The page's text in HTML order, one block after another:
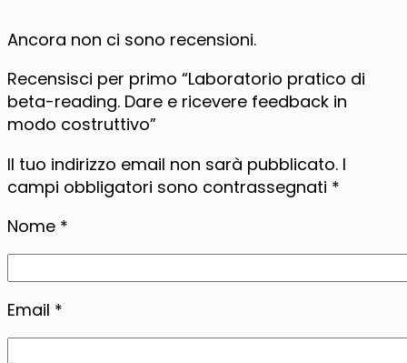
modo
quantità
Ancora non ci sono recensioni.
Recensisci per primo “Laboratorio pratico di
beta-reading. Dare e ricevere feedback in
modo costruttivo”
Il tuo indirizzo email non sarà pubblicato. I
campi obbligatori sono contrassegnati *
Nome *
Email *